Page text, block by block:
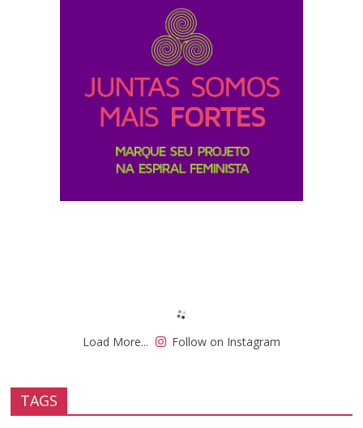
Load More... Follow on Instagram
TAGS